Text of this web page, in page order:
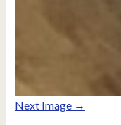
Next Image →